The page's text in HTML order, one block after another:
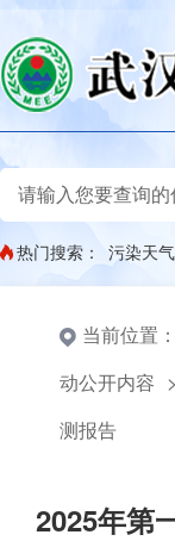
热门搜索： 污染天气
当前位置：
动公开内容 >
测报告
2025年第